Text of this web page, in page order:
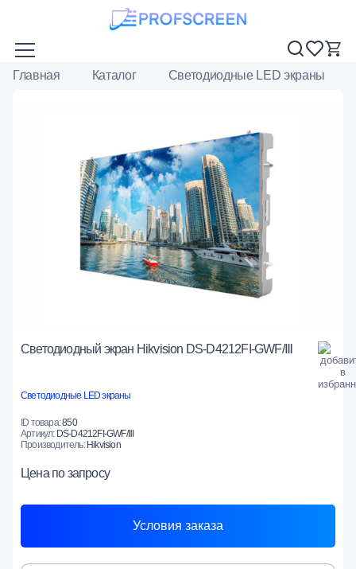
Главная Каталог Светодиодные LED экраны
Светодиодный экран Hikvision DS-D4212FI-GWF/Ⅲ
Светодиодные LED экраны
ID товара:850
Артикул: DS-D4212FI-GWF/Ⅲ
Производитель:Hikvision
Цена по запросу
Условия заказа